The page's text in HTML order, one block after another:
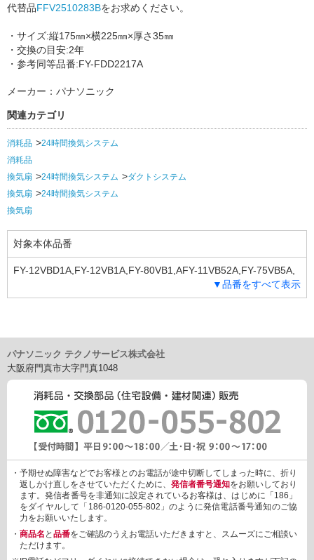
代替品FFV2510283Bをお求めください。
・サイズ:縦175㎜×横225㎜×厚さ35㎜
・交換の目安:2年
・参考同等品番:FY-FDD2217A
メーカー：パナソニック
関連カテゴリ
消耗品
24時間換気システム
消耗品
換気扇
24時間換気システム
ダクトシステム
換気扇
24時間換気システム
換気扇
対象本体品番
FY-12VBD1A,FY-12VB1A,FY-80VB1,AFY-11VB52A,FY-75VB5A,
FY-75VBD5A,FY-13TB52A,FY-95TB5A,FY-95TBD5A,FY-11VB5
A,FY-13TB5A
▼品番をすべて表示
パナソニック テクノサービス株式会社
大阪府門真市大字門真1048
・予期せぬ障害などでお客様とのお電話が途中切断してしまった時に、折り
返しかけ直しをさせていただくために、 発信者番号通知をお願いしており
ます。発信者番号を非通知に設定されているお客様は、はじめに「186」
をダイヤルして「186-0120-055-802」のように発信電話番号通知のご協
力をお願いいたします。
・ 商品名 と 品番をご確認のうえお電話いただきますと、スムーズにご相談い
ただけます。